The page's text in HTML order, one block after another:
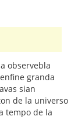
observebla
granda
sian
de la universo
tempo de la